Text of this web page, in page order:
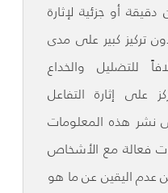
أو جزئية لإثارة
تركيز كبير على مدى
للتضليل والخداع
على إثارة التفاعل
نشر هذه المعلومات
فعالة مع الأشخاص
اليقين عن ما هو